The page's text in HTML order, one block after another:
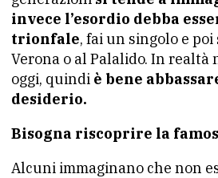
invece l’esordio debba
trionfale, fai un singolo e
Verona o al Palalido. In realtà
oggi, quindi è bene
desiderio.
Bisogna riscoprire la
Alcuni immaginano che non